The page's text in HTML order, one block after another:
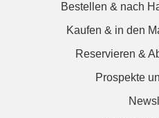
Bestellen & nach
Kaufen & in den
Reservieren &
Prospekte